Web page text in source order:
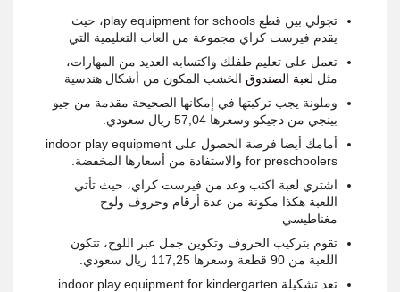
تجولي بين قطع play equipment for schools، حيث
يقدم فيرست كراي مجموعة من العاب التعليمية التي
تعمل على تعليم طفلك واكتسابه العديد من المهارات،
مثل لعبة الصندوق الخشب المكون من أشكال هندسية
وملونة يجب تركبتها في إمكانها الصحيحة مقدمة من جيو
بينجي من دجيكو وسعرها 57,04 ريال سعودي.
أمامك أيضا فرصة الحصول على indoor play equipment
for preschoolers والاستفادة من أسعارها المخفضة.
اشتري لعبة اكتب وعد من فيرست كراي، حيث تأتي
اللعبة هكذا مكونة من عدة أرقام وحروف ولوح
مغناطيسي
تقوم بتركيب الحروف وتكوين جمل عبر اللوح، تتكون
اللعبة من 90 قطعة وسعرها 117,25 ريال سعودي.
تعد تشكيلة indoor play equipment for kindergarten